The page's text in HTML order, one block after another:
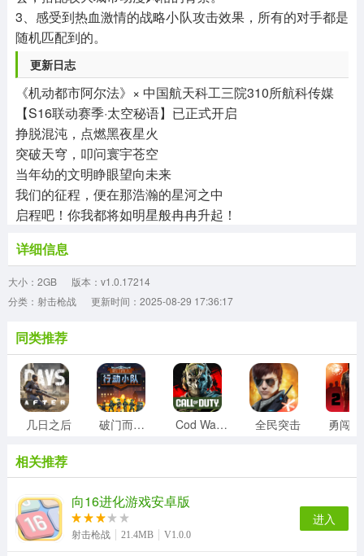
3、感受到热血激情的战略小队攻击效果，所有的对手都是
随机匹配到的。
更新日志
《机动都市阿尔法》× 中国航天科工三院310所航科传媒
【S16联动赛季·太空秘语】已正式开启
挣脱混沌，点燃黑夜星火
突破天穹，叩问寰宇苍空
当年幼的文明睁眼望向未来
我们的征程，便在那浩瀚的星河之中
启程吧！你我都将如明星般冉冉升起！
详细信息
大小：2GB
版本：v1.0.17214
分类：射击枪战
更新时间：2025-08-29 17:36:17
同类推荐
几日之后 破门而入行动小队 Cod Warzone 全民突击
相关推荐
向16进化游戏安卓版
射击枪战 21.4MB V1.0.0
进入